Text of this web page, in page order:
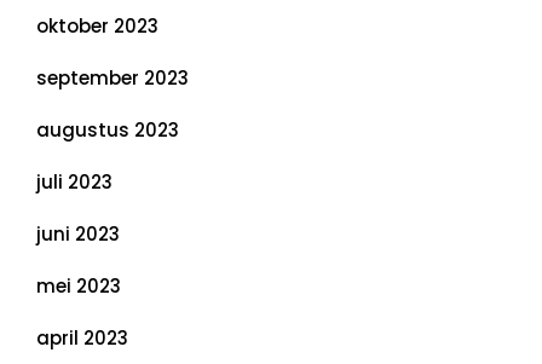
oktober 2023
september 2023
augustus 2023
juli 2023
juni 2023
mei 2023
april 2023